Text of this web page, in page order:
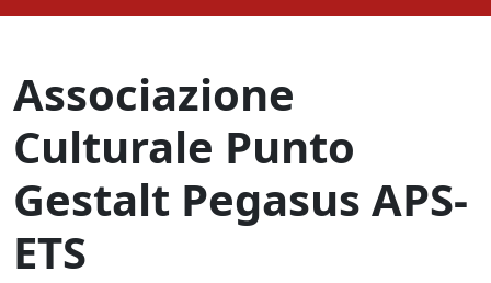
Associazione
Culturale Punto
Gestalt Pegasus APS-
ETS